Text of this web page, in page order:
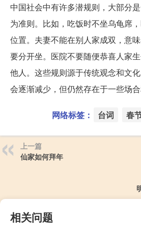
中国社会中有许多潜规则，大部分
为准则。比如，吃饭时不坐乌龟席
位置。夫妻不能在别人家成双，意
要分开坐。医院不要随便恭喜人家
他人。这些规则源于传统观念和文
会逐渐减少，但仍然存在于一些场合
网络标签： 台词 春
上一篇
仙家如何拜年
相关问题